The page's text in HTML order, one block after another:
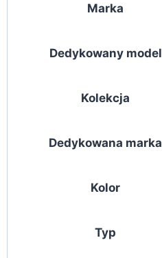
Marka
Dedykowany model
Kolekcja
Dedykowana marka
Kolor
Typ